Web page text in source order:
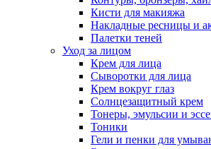
Кисти для макияжа
Накладные ресницы и
Палетки теней
Уход за лицом
Крем для лица
Сыворотки для лица
Крем вокруг глаз
Солнцезащитный крем
Тонеры, эмульсии и
Тоники
Гели и пенки для